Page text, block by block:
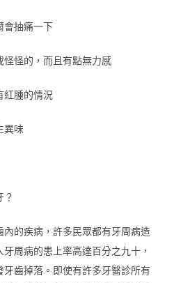
會抽痛一下
怪怪的，而且有點無力感
紅腫的情況
異味
？
的疾病，許多民眾都有牙周病造
周病的患上率高達百分之九十，
齒掉落。即使有許多牙醫診所有